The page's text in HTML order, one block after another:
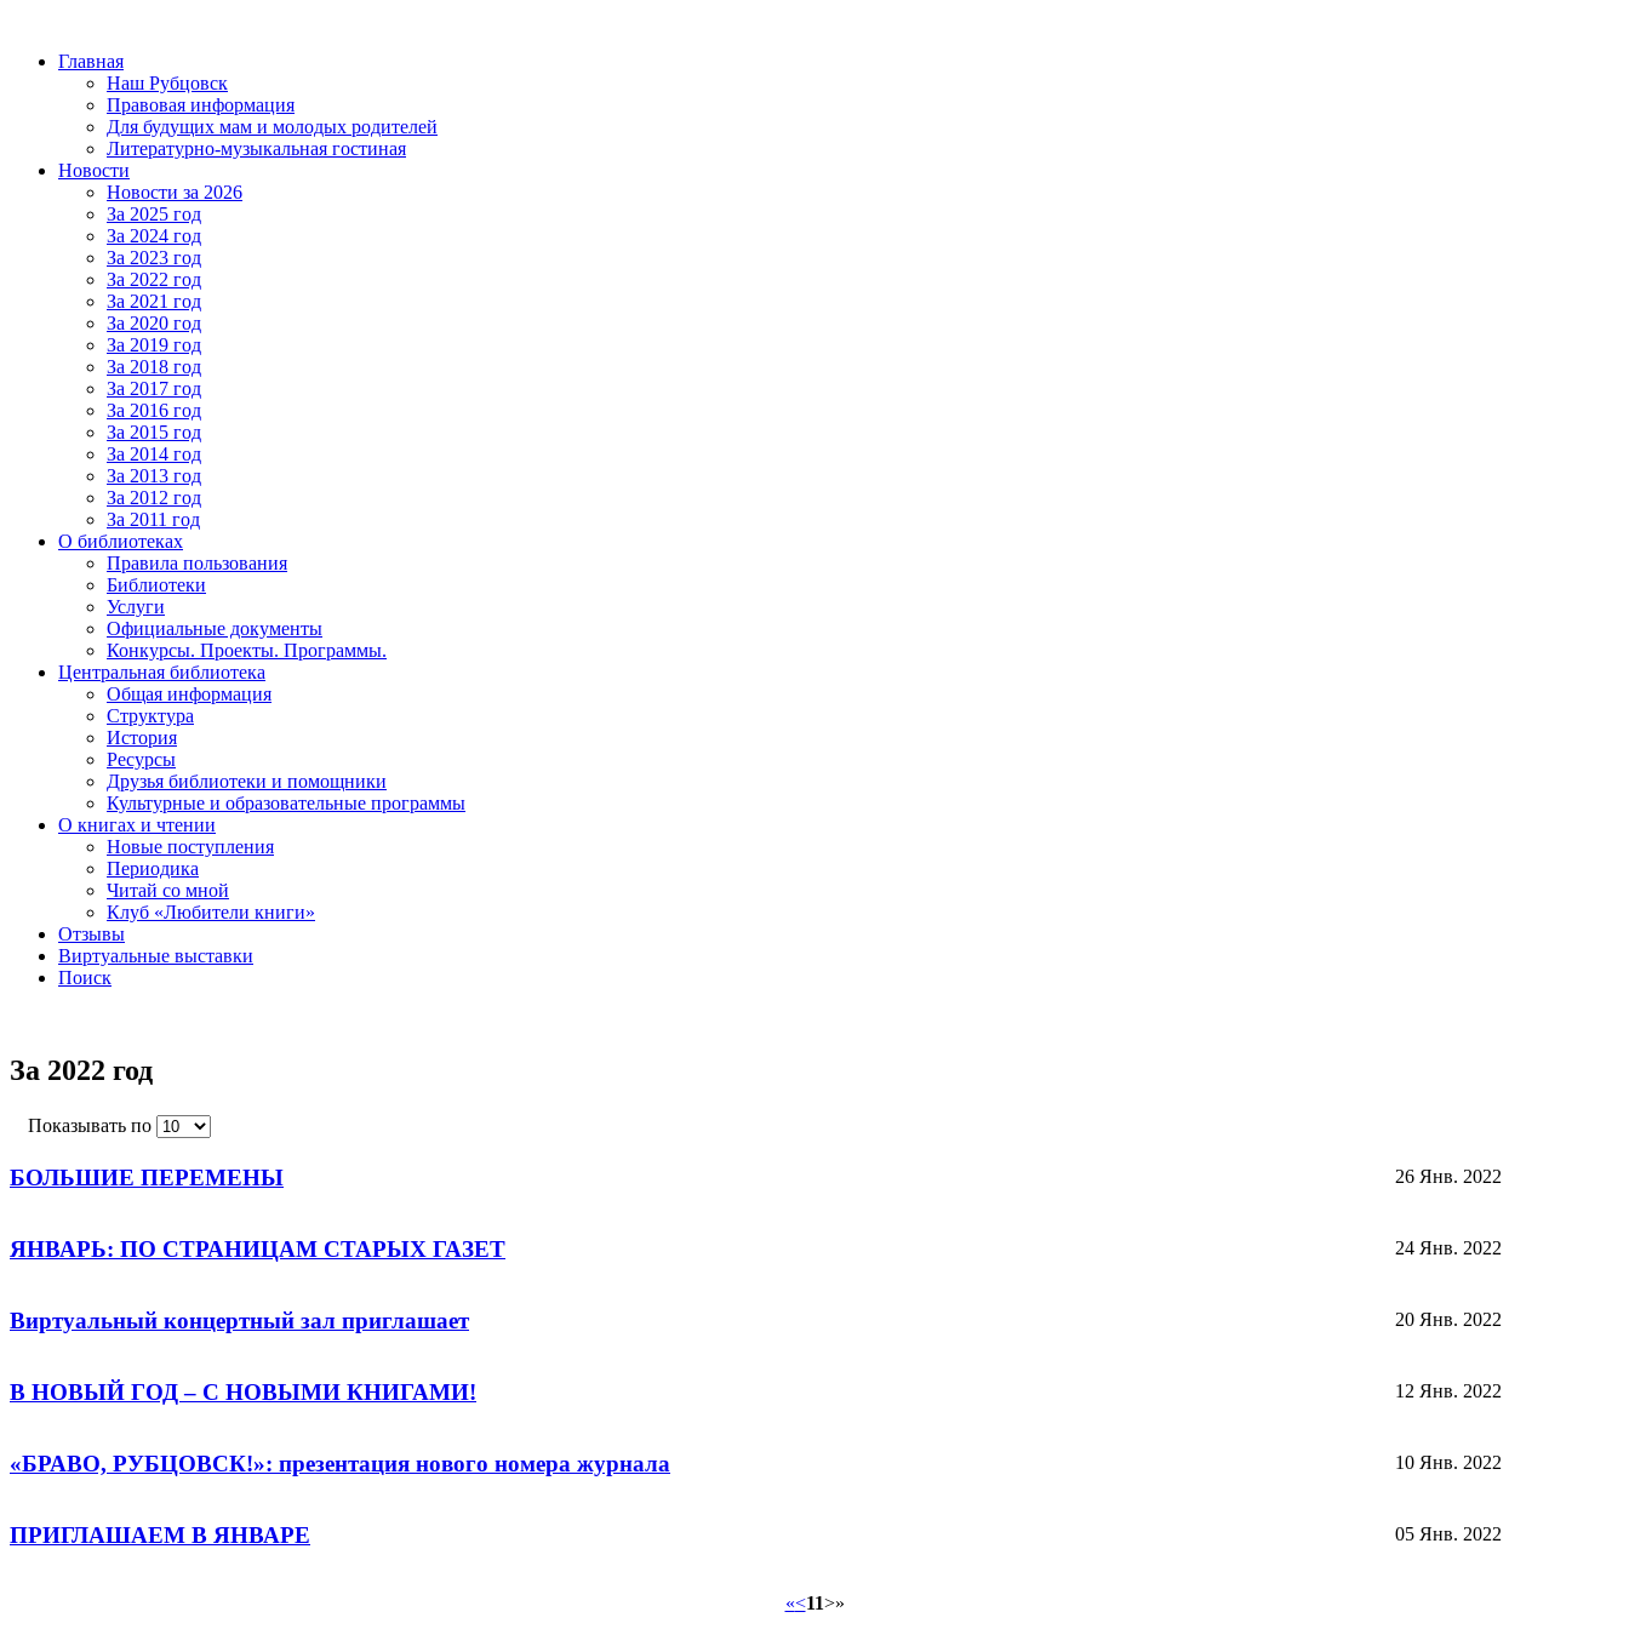
Главная
Наш Рубцовск
Правовая информация
Для будущих мам и молодых родителей
Литературно-музыкальная гостиная
Новости
Новости за 2026
За 2025 год
За 2024 год
За 2023 год
За 2022 год
За 2021 год
За 2020 год
За 2019 год
За 2018 год
За 2017 год
За 2016 год
За 2015 год
За 2014 год
За 2013 год
За 2012 год
За 2011 год
О библиотеках
Правила пользования
Библиотеки
Услуги
Официальные документы
Конкурсы. Проекты. Программы.
Центральная библиотека
Общая информация
Структура
История
Ресурсы
Друзья библиотеки и помощники
Культурные и образовательные программы
О книгах и чтении
Новые поступления
Периодика
Читай со мной
Клуб «Любители книги»
Отзывы
Виртуальные выставки
Поиск
За 2022 год
Показывать по
БОЛЬШИЕ ПЕРЕМЕНЫ 26 Янв. 2022
ЯНВАРЬ: ПО СТРАНИЦАМ СТАРЫХ ГАЗЕТ 24 Янв. 2022
Виртуальный концертный зал приглашает 20 Янв. 2022
В НОВЫЙ ГОД – С НОВЫМИ КНИГАМИ! 12 Янв. 2022
«БРАВО, РУБЦОВСК!»: презентация нового номера журнала 10 Янв. 2022
ПРИГЛАШАЕМ В ЯНВАРЕ 05 Янв. 2022
«<11>»